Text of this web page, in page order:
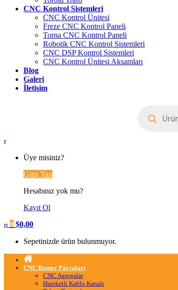
CNC Kontrol Sistemleri
CNC Kontrol Ünitesi
Freze CNC Kontrol Paneli
Torna CNC Kontrol Paneli
Robotik CNC Kontrol Sistemleri
CNC DSP Kontrol Sistemleri
CNC Kontrol Ünitesi Aksamları
Blog
Galeri
İletişim
Üye misiniz?
Giriş Yap
Hesabınız yok mu?
Kayıt Ol
0 $0,00
Sepetinizde ürün bulunmuyor.
CNC Router Parçaları
CNC Agregalar
Hareketli Kablo Kanalı